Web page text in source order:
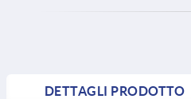
DETTAGLI PRODOTTO